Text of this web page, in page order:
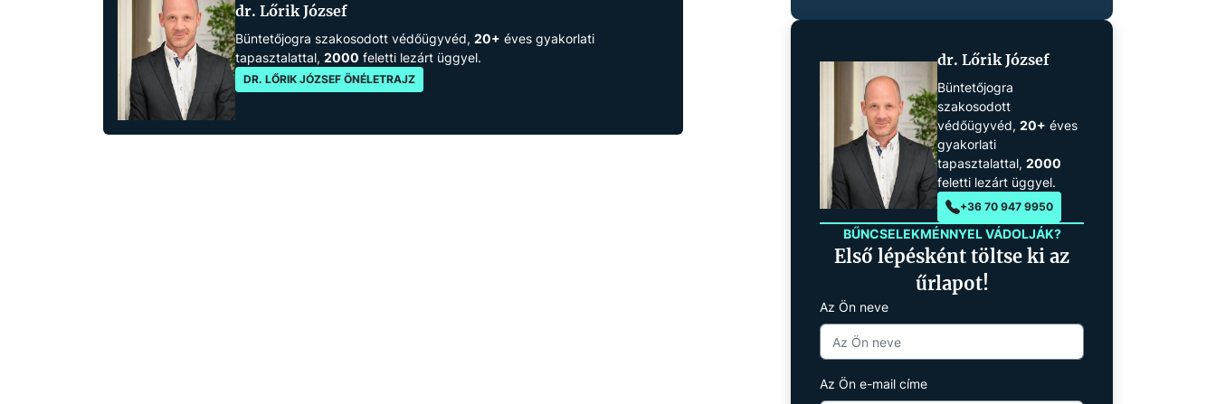
dr. Lőrik József
Büntetőjogra szakosodott védőügyvéd, 20+ éves gyakorlati
tapasztalattal, 2000 feletti lezárt üggyel.
DR. LŐRIK JÓZSEF ÖNÉLETRAJZ
dr. Lőrik József
Büntetőjogra
szakosodott
védőügyvéd, 20+ éves
gyakorlati
tapasztalattal, 2000
feletti lezárt üggyel.
+36 70 947 9950
BŰNCSELEKMÉNNYEL VÁDOLJÁK?
Első lépésként töltse ki az
űrlapot!
Az Ön neve
Az Ön e-mail címe